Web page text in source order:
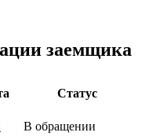
заемщика
Статус
В обращении